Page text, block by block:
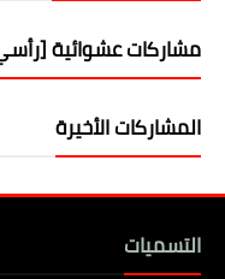
مشاركات عشوائية
المشاركات الأخيرة
التسميات